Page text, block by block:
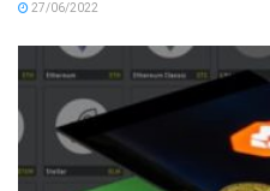
27/06/2022